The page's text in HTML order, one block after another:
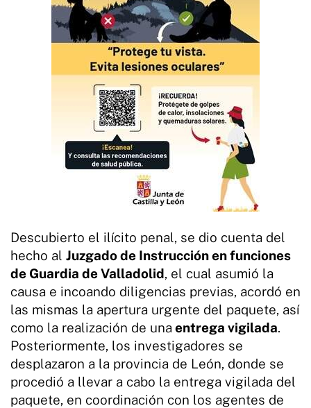
Descubierto el ilícito penal, se dio cuenta del
hecho al Juzgado de Instrucción en funciones
de Guardia de Valladolid, el cual asumió la
causa e incoando diligencias previas, acordó en
las mismas la apertura urgente del paquete, así
como la realización de una entrega vigilada.
Posteriormente, los investigadores se
desplazaron a la provincia de León, donde se
procedió a llevar a cabo la entrega vigilada del
paquete, en coordinación con los agentes de